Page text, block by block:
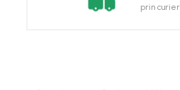
prin curier